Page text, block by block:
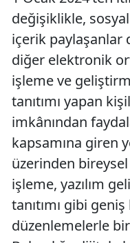
değişiklikle,
içerik paylaşanlar
diğer elektronik
işleme ve
tanıtımı yapan
imkânından
kapsamına giren
üzerinden
işleme, yazılım
tanıtımı gibi
düzenlemelerle